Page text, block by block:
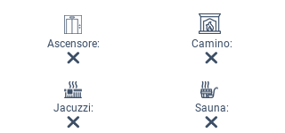
Ascensore:
Jacuzzi:
Camino:
Sauna: